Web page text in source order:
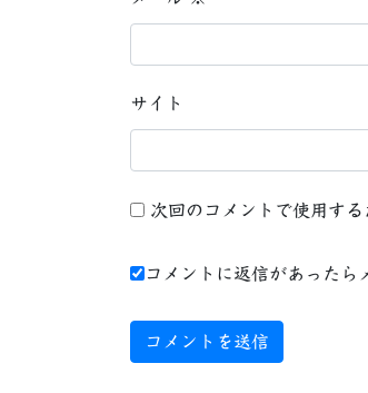
サイト
次回のコメントで使用す
コメントに返信があったら